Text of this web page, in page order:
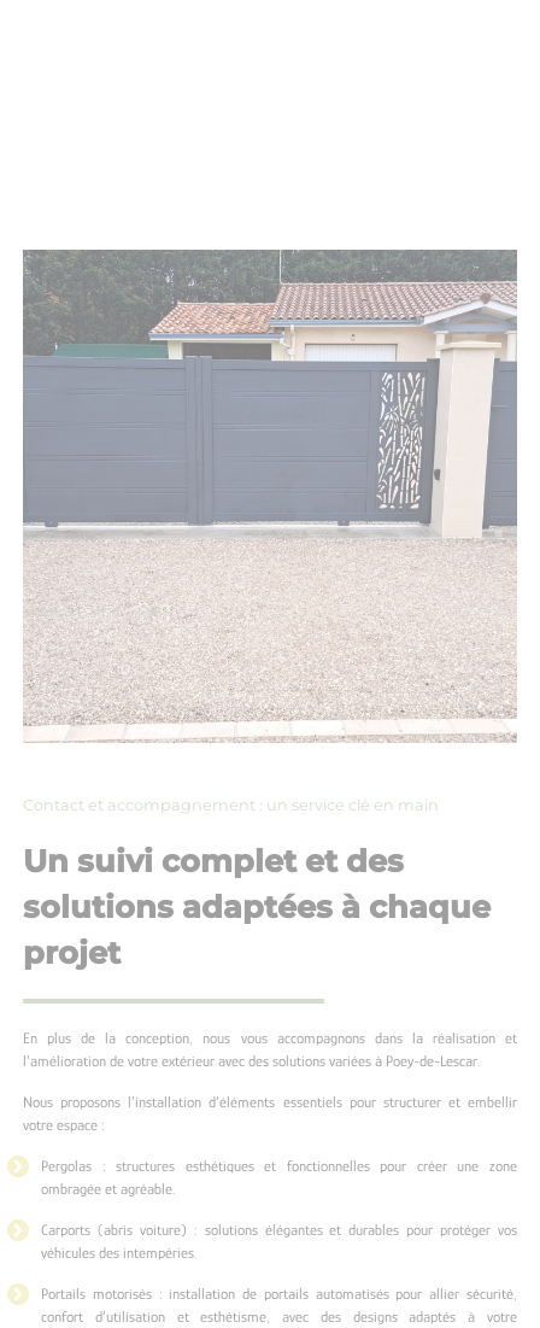
Contact et accompagnement : un service clé en main
Un suivi complet et des
solutions adaptées à chaque
projet
En plus de la conception, nous vous accompagnons dans la réalisation et
l’amélioration de votre extérieur avec des solutions variées à Poey-de-Lescar.
Nous proposons l’installation d’éléments essentiels pour structurer et embellir
votre espace :
Pergolas : structures esthétiques et fonctionnelles pour créer une zone
ombragée et agréable.
Carports (abris voiture) : solutions élégantes et durables pour protéger vos
véhicules des intempéries.
Portails motorisés : installation de portails automatisés pour allier sécurité,
confort d’utilisation et esthétisme, avec des designs adaptés à votre